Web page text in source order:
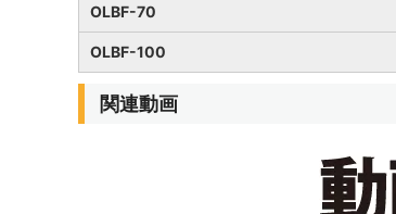
OLBF-70
OLBF-100
関連動画